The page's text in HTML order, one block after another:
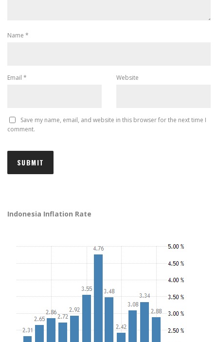
Name *
Email * Website
Save my name, email, and website in this browser for the next time I
comment.
Indonesia Inflation Rate